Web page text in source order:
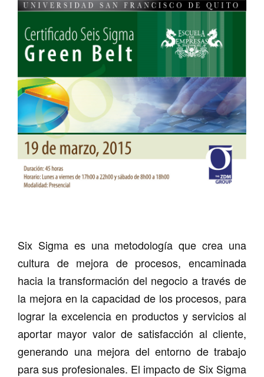
Six Sigma es una metodología que crea una
cultura de mejora de procesos, encaminada
hacia la transformación del negocio a través de
la mejora en la capacidad de los procesos, para
lograr la excelencia en productos y servicios al
aportar mayor valor de satisfacción al cliente,
generando una mejora del entorno de trabajo
para sus profesionales. El impacto de Six Sigma